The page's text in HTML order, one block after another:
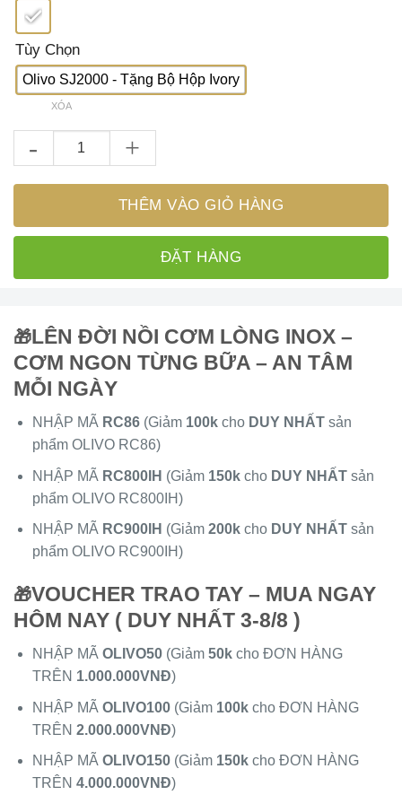
Tùy Chọn
Olivo SJ2000 - Tặng Bộ Hộp Ivory
XÓA
Máy Ép Chậm OLIVO SJ2000 - Khoang Tiếp Lớn, Củ Ép Kết
THÊM VÀO GIỎ HÀNG
ĐẶT HÀNG
🎁LÊN ĐỜI NỒI CƠM LÒNG INOX –
CƠM NGON TỪNG BỮA – AN TÂM
MỖI NGÀY
NHẬP MÃ RC86(Giảm 100kcho DUY NHẤTsản
phẩm OLIVO RC86)
NHẬP MÃ RC800IH (Giảm 150kcho DUY NHẤTsản
phẩm OLIVO RC800IH)
NHẬP MÃ RC900IH (Giảm 200kcho DUY NHẤTsản
phẩm OLIVO RC900IH)
🎁VOUCHER TRAO TAY – MUA NGAY
HÔM NAY ( DUY NHẤT 3-8/8 )
NHẬP MÃ OLIVO50(Giảm 50kcho ĐƠN HÀNG
TRÊN 1.000.000VNĐ)
NHẬP MÃ OLIVO100(Giảm 100kcho ĐƠN HÀNG
TRÊN 2.000.000VNĐ)
NHẬP MÃ OLIVO150(Giảm 150kcho ĐƠN HÀNG
TRÊN 4.000.000VNĐ)